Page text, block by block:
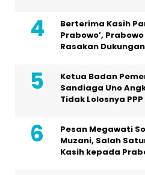
Berterima Kasih
Prabowo’,
Rasakan
Ketua Badan
Sandiaga Uno
Tidak Lolosnya
Pesan Megawati
Muzani, Salah
Kasih kepada